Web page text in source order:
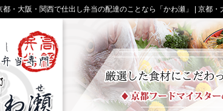
都・大阪・関西で仕出し弁当の配達のことなら「かわ瀬」 | 京都